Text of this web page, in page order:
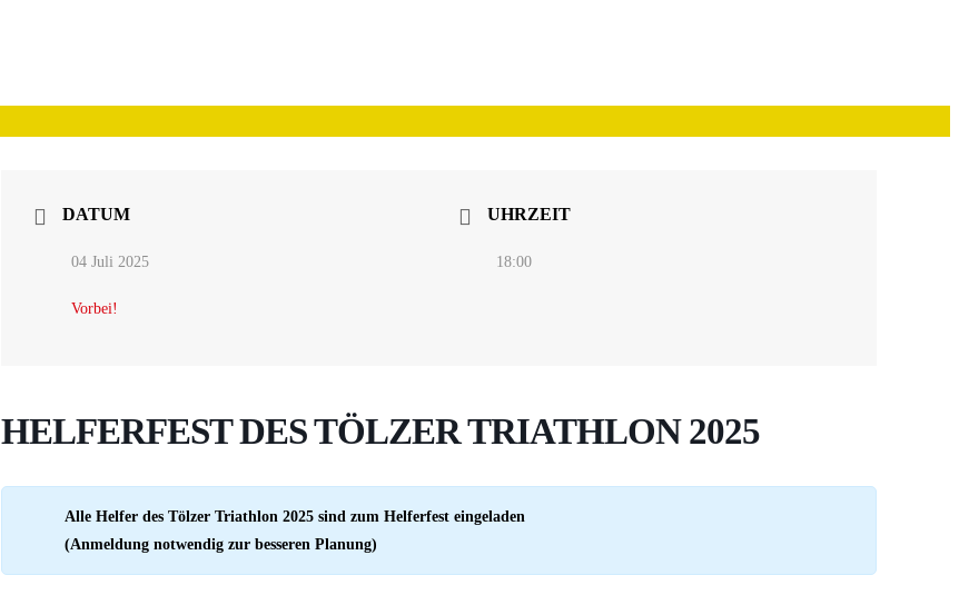
DATUM
04 Juli 2025
Vorbei!
UHRZEIT
18:00
HELFERFEST DES TÖLZER TRIATHLON 2025
Alle Helfer des Tölzer Triathlon 2025 sind zum Helferfest eingeladen
(Anmeldung notwendig zur besseren Planung)